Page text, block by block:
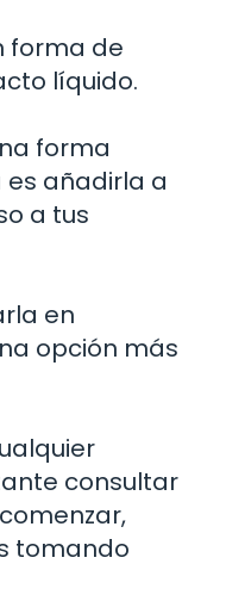
forma de
líquido.
forma
añadirla a
a tus
en
opción más
consultar
tomando